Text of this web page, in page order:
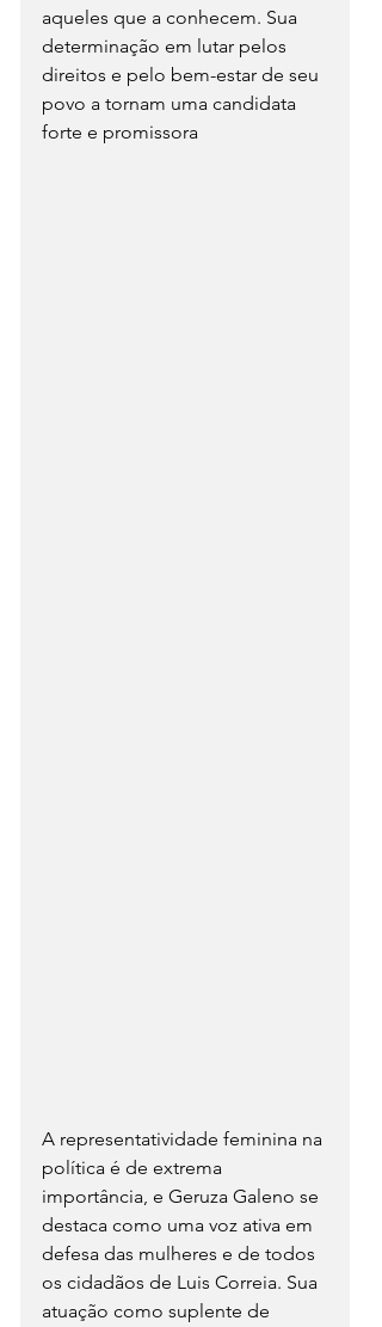
aqueles que a conhecem. Sua
determinação em lutar pelos
direitos e pelo bem-estar de seu
povo a tornam uma candidata
forte e promissora
A representatividade feminina na
política é de extrema
importância, e Geruza Galeno se
destaca como uma voz ativa em
defesa das mulheres e de todos
os cidadãos de Luis Correia. Sua
atuação como suplente de